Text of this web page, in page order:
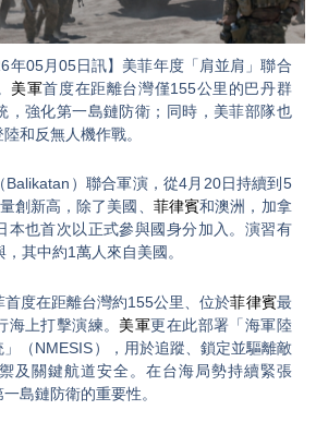
Video
年05月05日訊】美菲年度「肩並肩」聯合
美軍首度在距離台灣僅155公里的巴丹群
，強化第一島鏈防衛；同時，美菲部隊也
和反無人機作戰。
Balikatan）聯合軍演，從4月20日持續到5
創新高，除了美國、 菲律賓和澳洲，加拿
本也首次以正式參與國身分加入。演習有
其中約1萬人來自美國。
度在距離台灣約155公里、位於菲律賓最
上打擊演練。 美軍更在此部署「海軍陸
（NMESIS），用於追蹤、鎖定並驅離敵
及關鍵航道安全。在台海局勢持續緊張
島鏈防衛的重要性。